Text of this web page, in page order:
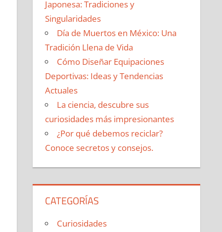
Japonesa: Tradiciones y
Singularidades
Día de Muertos en México: Una
Tradición Llena de Vida
Cómo Diseñar Equipaciones
Deportivas: Ideas y Tendencias
Actuales
La ciencia, descubre sus
curiosidades más impresionantes
¿Por qué debemos reciclar?
Conoce secretos y consejos.
CATEGORÍAS
Curiosidades